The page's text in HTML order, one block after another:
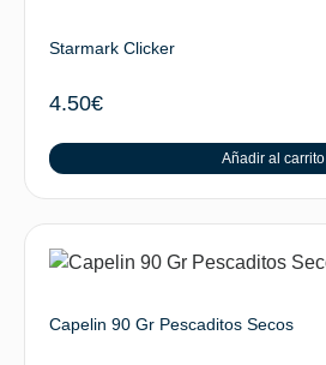
Starmark Clicker
4.50€
Añadir al carrito
Capelin 90 Gr Pescaditos Secos